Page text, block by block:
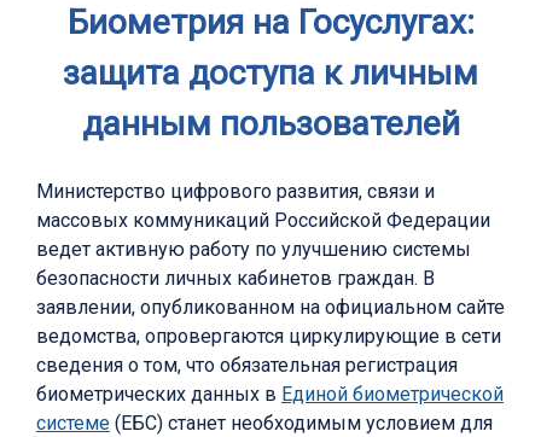
Биометрия на Госуслугах:
защита доступа к личным
данным пользователей
Министерство цифрового развития, связи и
массовых коммуникаций Российской Федерации
ведет активную работу по улучшению системы
безопасности личных кабинетов граждан. В
заявлении, опубликованном на официальном сайте
ведомства, опровергаются циркулирующие в сети
сведения о том, что обязательная регистрация
биометрических данных в Единой биометрической
системе (ЕБС) станет необходимым условием для